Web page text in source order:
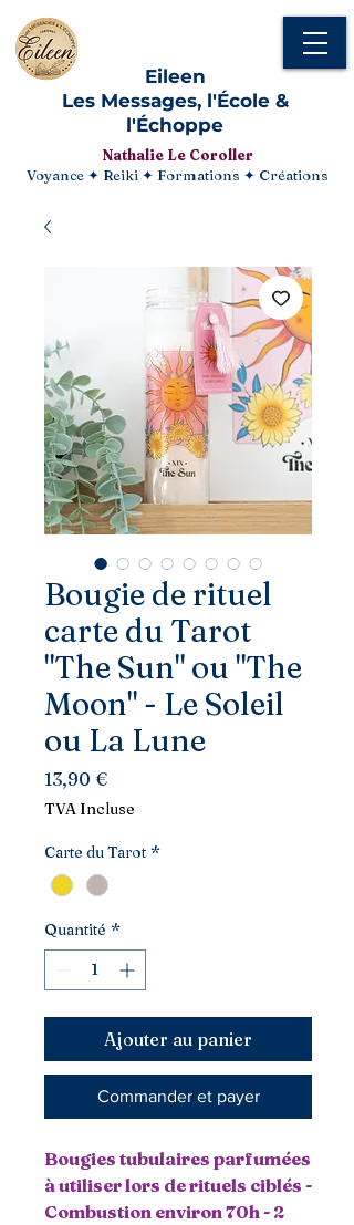
Eileen
Les Messages, l'École &
l'Échoppe
Nathalie Le Coroller
Voyance ✦ Reiki ✦ Formations ✦ Créations
Bougie de rituel
carte du Tarot
"The Sun" ou "The
Moon" - Le Soleil
ou La Lune
13,90 €Prix
TVA Incluse
Carte du Tarot *
Quantité *
Ajouter au panier
Commander et payer
Bougies tubulaires parfumées
à utiliser lors de rituels ciblés -
Combustion environ 70h - 2